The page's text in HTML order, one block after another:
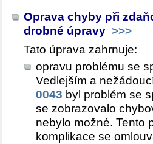
Oprava chyby při
drobné úpravy >>>
Tato úprava zahrnuje:
opravu problému se
Vedlejším a
0043 byl problém se
se zobrazovalo
nebylo možné. Tento
komplikace se